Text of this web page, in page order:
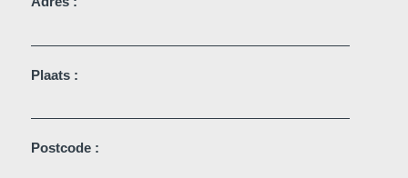
Plaats :
Postcode :
Martin's Château du